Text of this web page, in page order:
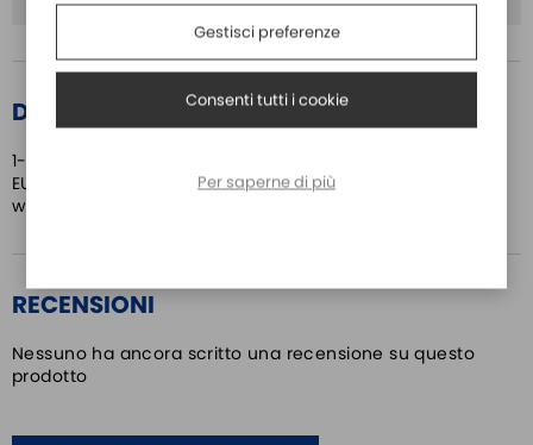
DETTAGLI PRODOTTO
1-port wireless device server, 3-in-1, 802.11a/b/g/n WLAN
EU band, 12 to 48 VDC, 0 to 55°C operating temperature,
with EU plug
RECENSIONI
Nessuno ha ancora scritto una recensione su questo
prodotto
Gestisci preferenze
Consenti tutti i cookie
Per saperne di più